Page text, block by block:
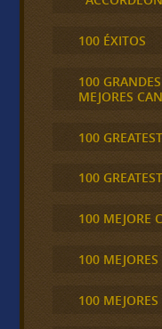
100 ÉXITOS
100
MEJORES
100
100
100 MEJORE
100 MEJORES
100